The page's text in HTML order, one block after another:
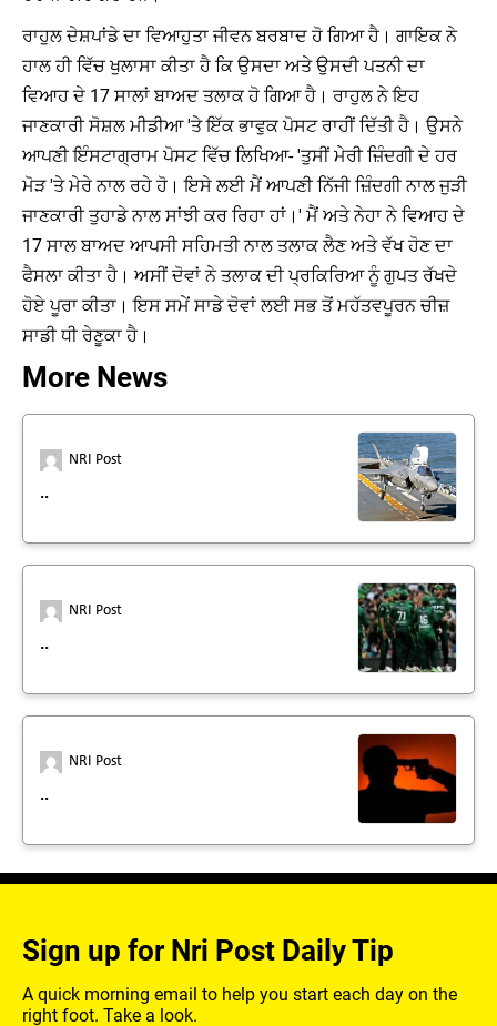
ਰਾਹੁਲ ਦੇਸ਼ਪਾਂਡੇ ਦਾ ਵਿਆਹੁਤਾ ਜੀਵਨ ਬਰਬਾਦ ਹੋ ਗਿਆ ਹੈ। ਗਾਇਕ ਨੇ
ਹਾਲ ਹੀ ਵਿੱਚ ਖੁਲਾਸਾ ਕੀਤਾ ਹੈ ਕਿ ਉਸਦਾ ਅਤੇ ਉਸਦੀ ਪਤਨੀ ਦਾ
ਵਿਆਹ ਦੇ 17 ਸਾਲਾਂ ਬਾਅਦ ਤਲਾਕ ਹੋ ਗਿਆ ਹੈ। ਰਾਹੁਲ ਨੇ ਇਹ
ਜਾਣਕਾਰੀ ਸੋਸ਼ਲ ਮੀਡੀਆ 'ਤੇ ਇੱਕ ਭਾਵੁਕ ਪੋਸਟ ਰਾਹੀਂ ਦਿੱਤੀ ਹੈ। ਉਸਨੇ
ਆਪਣੀ ਇੰਸਟਾਗ੍ਰਾਮ ਪੋਸਟ ਵਿੱਚ ਲਿਖਿਆ- 'ਤੁਸੀਂ ਮੇਰੀ ਜ਼ਿੰਦਗੀ ਦੇ ਹਰ
ਮੋੜ 'ਤੇ ਮੇਰੇ ਨਾਲ ਰਹੇ ਹੋ। ਇਸੇ ਲਈ ਮੈਂ ਆਪਣੀ ਨਿੱਜੀ ਜ਼ਿੰਦਗੀ ਨਾਲ ਜੁੜੀ
ਜਾਣਕਾਰੀ ਤੁਹਾਡੇ ਨਾਲ ਸਾਂਝੀ ਕਰ ਰਿਹਾ ਹਾਂ।' ਮੈਂ ਅਤੇ ਨੇਹਾ ਨੇ ਵਿਆਹ ਦੇ
17 ਸਾਲ ਬਾਅਦ ਆਪਸੀ ਸਹਿਮਤੀ ਨਾਲ ਤਲਾਕ ਲੈਣ ਅਤੇ ਵੱਖ ਹੋਣ ਦਾ
ਫੈਸਲਾ ਕੀਤਾ ਹੈ। ਅਸੀਂ ਦੋਵਾਂ ਨੇ ਤਲਾਕ ਦੀ ਪ੍ਰਕਿਰਿਆ ਨੂੰ ਗੁਪਤ ਰੱਖਦੇ
ਹੋਏ ਪੂਰਾ ਕੀਤਾ। ਇਸ ਸਮੇਂ ਸਾਡੇ ਦੋਵਾਂ ਲਈ ਸਭ ਤੋਂ ਮਹੱਤਵਪੂਰਨ ਚੀਜ਼
ਸਾਡੀ ਧੀ ਰੇਣੂਕਾ ਹੈ।
More News
NRI Post
..
NRI Post
..
NRI Post
..
Sign up for Nri Post Daily Tip
A quick morning email to help you start each day on the
right foot. Take a look.